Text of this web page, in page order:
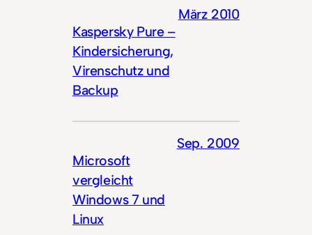
Kaspersky Pure –
Kindersicherung,
Virenschutz und
Backup
März 2010
Microsoft
vergleicht
Windows 7 und
Linux
Sep. 2009